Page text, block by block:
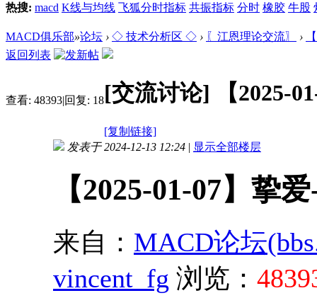
热搜: macd K线与均线 飞狐分时指标 共振指标 分时 橡胶 牛股
MACD俱乐部»论坛 › ◇ 技术分析区 ◇ › 〖江恩理论交流〗 ›
返回列表
查看: 48393|回复: 18[交流讨论] 【2025-
[复制链接]
发表于 2024-12-13 12:24 | 显示全部楼层
【2025-01-07】挚
来自： MACD论坛
vincent_fg 浏览：